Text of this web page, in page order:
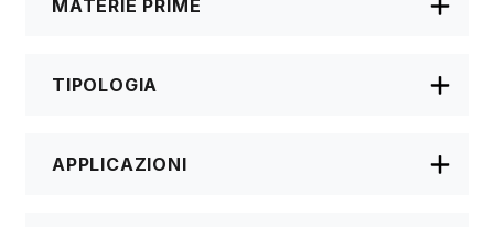
MATERIE PRIME
TIPOLOGIA
APPLICAZIONI